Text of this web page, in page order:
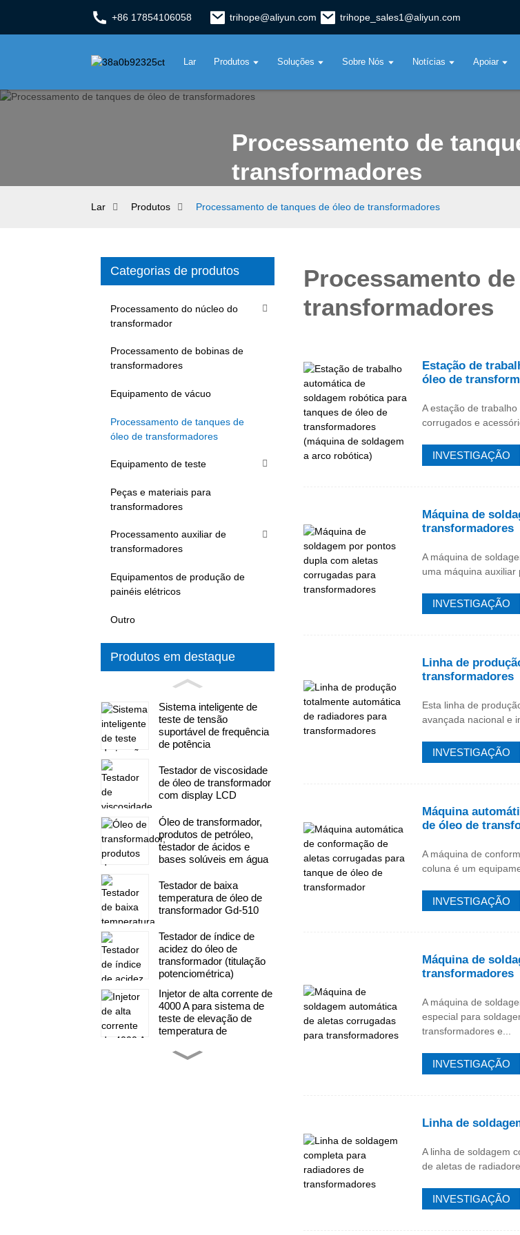
+86 17854106058 trihope@aliyun.com trihope_sales1@aliyun.com
Lar Produtos Soluções Sobre Nós Notícias Apoiar
Processamento de
transformadores
Lar Produtos Processamento de tanques de óleo de transformadores
Categorias de produtos
Processamento do núcleo do
transformador
Processamento de bobinas de
transformadores
Equipamento de vácuo
Processamento de tanques de
óleo de transformadores
Equipamento de teste
Peças e materiais para
transformadores
Processamento auxiliar de
transformadores
Equipamentos de produção de
painéis elétricos
Outro
Produtos em destaque
Sistema inteligente de
teste de tensão
suportável de frequência
de potência
Testador de viscosidade
de óleo de transformador
com display LCD
Óleo de transformador,
produtos de petróleo,
testador de ácidos e
bases solúveis em água
Testador de baixa
temperatura de óleo de
transformador Gd-510
Testador de índice de
acidez do óleo de
transformador (titulação
potenciométrica)
Injetor de alta corrente de
4000 A para sistema de
teste de elevação de
temperatura de
Sistema de teste de
gerador de impulso de
Processamento
transformadores
Estação de
óleo de
A estação de
corrugados e
INVESTIGAÇÃO
Máquina de
transformadores
A máquina de
uma máquina auxiliar
INVESTIGAÇÃO
Linha de
transformadores
Esta linha de
avançada nacional e
INVESTIGAÇÃO
Máquina
de óleo de
A máquina de
coluna é um
INVESTIGAÇÃO
Máquina de
transformadores
A máquina de
especial para
transformadores e...
INVESTIGAÇÃO
Linha de
A linha de soldagem
de aletas de
INVESTIGAÇÃO